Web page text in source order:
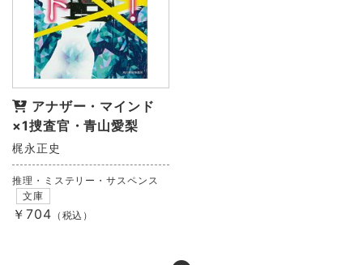
アナザー・マインド
×1捜査官・青山愛梨
梶永正史
推理・ミステリー・サスペンス
文庫
￥704 （税込）